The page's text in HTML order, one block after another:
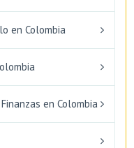
en Colombia
en Colombia